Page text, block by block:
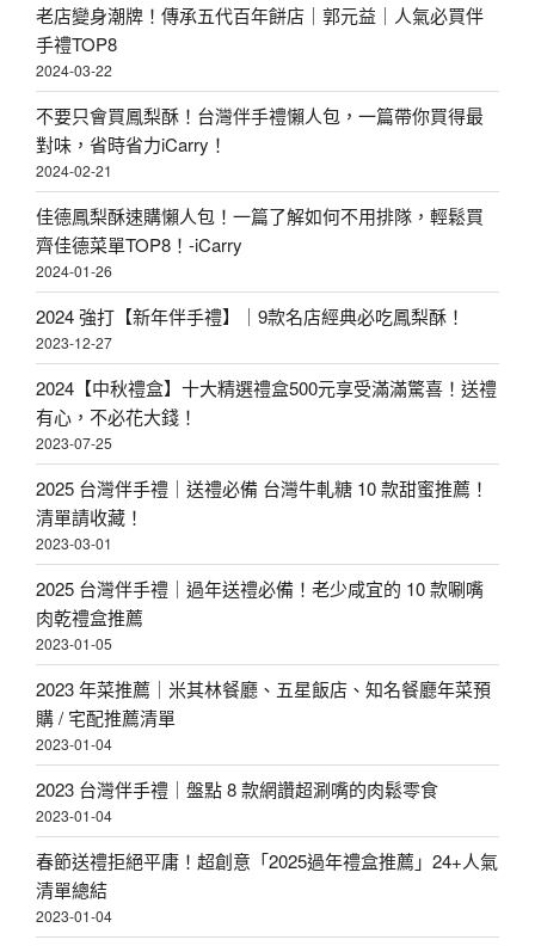
老店變身潮牌！傳承五代百年餅店｜郭元益｜人氣必買伴
手禮TOP8
2024-03-22
不要只會買鳳梨酥！台灣伴手禮懶人包，一篇帶你買得最
對味，省時省力iCarry！
2024-02-21
佳德鳳梨酥速購懶人包！一篇了解如何不用排隊，輕鬆買
齊佳德菜單TOP8！-iCarry
2024-01-26
2024 強打【新年伴手禮】｜9款名店經典必吃鳳梨酥！
2023-12-27
2024【中秋禮盒】十大精選禮盒500元享受滿滿驚喜！送禮
有心，不必花大錢！
2023-07-25
2025 台灣伴手禮｜送禮必備 台灣牛軋糖 10 款甜蜜推薦！
清單請收藏！
2023-03-01
2025 台灣伴手禮｜過年送禮必備！老少咸宜的 10 款唰嘴
肉乾禮盒推薦
2023-01-05
2023 年菜推薦｜米其林餐廳、五星飯店、知名餐廳年菜預
購 / 宅配推薦清單
2023-01-04
2023 台灣伴手禮｜盤點 8 款網讚超涮嘴的肉鬆零食
2023-01-04
春節送禮拒絕平庸！超創意「2025過年禮盒推薦」24+人氣
清單總結
2023-01-04